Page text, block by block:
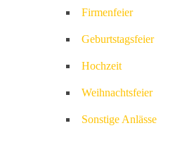
Firmenfeier
Geburtstagsfeier
Hochzeit
Weihnachtsfeier
Sonstige Anlässe